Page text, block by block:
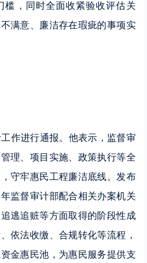
槛，同时全面收紧验收评估关
满意、廉洁存在瑕疵的事项实
作进行通报。他表示，监督审
理、项目实施、政策执行等全
守牢惠民工程廉洁底线。发布
监督审计部配合相关办案机关
逃追赃等方面取得的阶段性成
依法收缴、合规转化等流程，
金惠民池，为惠民服务提供支